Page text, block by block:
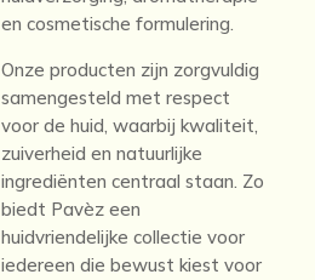
en cosmetische formulering.
Onze producten zijn zorgvuldig
samengesteld met respect
voor de huid, waarbij kwaliteit,
zuiverheid en natuurlijke
ingrediënten centraal staan. Zo
biedt Pavèz een
huidvriendelijke collectie voor
iedereen die bewust kiest voor